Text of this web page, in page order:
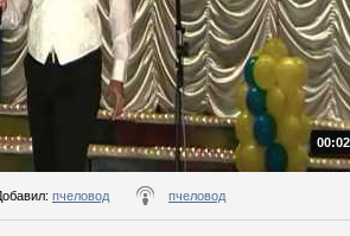
: пчеловод пчеловод